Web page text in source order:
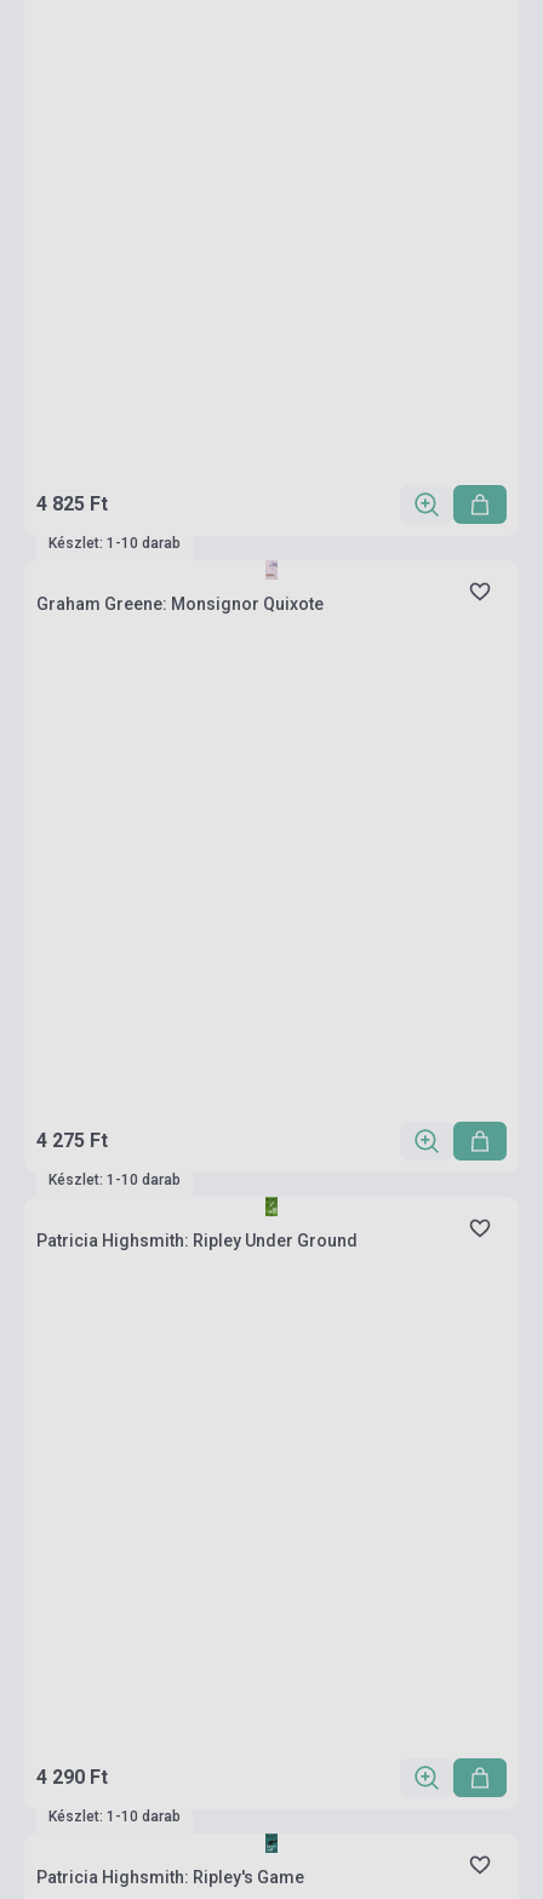
4 825 Ft
Készlet: 1-10 darab
Graham Greene: Monsignor Quixote
4 275 Ft
Készlet: 1-10 darab
Patricia Highsmith: Ripley Under Ground
4 290 Ft
Készlet: 1-10 darab
Patricia Highsmith: Ripley's Game